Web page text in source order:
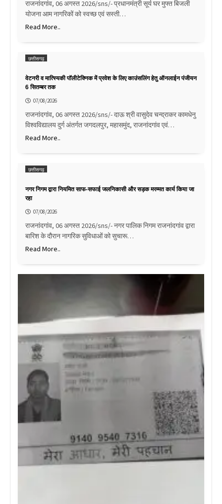
राजनांदगांव, 06 अगस्त 2026/sns/- प्रधानमंत्री सूर्य घर मुफ्त बिजली
योजना आम नागरिकों को स्वच्छ एवं सस्ती…
Read More..
छत्तीसगढ़
वेटनरी व मात्स्यिकी पॉलीटेक्निक में प्रवेश के लिए काउंसलिंग हेतु ऑनलाईन पंजीयन
6 सितम्बर तक
07/08/2026
राजनांदगांव, 06 अगस्त 2026/sns/- दाऊ श्री वासुदेव चन्द्राकर कामधेनु
विश्वविद्यालय दुर्ग अंतर्गत जगदलपुर, महासमुंद, राजनांदगांव एवं…
Read More..
छत्तीसगढ़
नगर निगम द्वारा नियमित साफ-सफाई जलनिकासी और सड़क मरम्मत कार्य किया जा
रहा
07/08/2026
राजनांदगांव, 06 अगस्त 2026/sns/- नगर पालिक निगम राजनांदगांव द्वारा
बारिश के दौरान नागरिक सुविधाओं को सुचारू…
Read More..